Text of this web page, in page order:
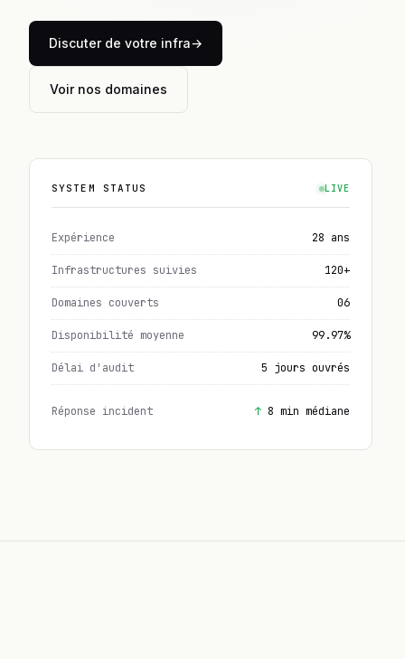
Discuter de votre infra
Voir nos domaines
SYSTEM STATUS LIVE
Expérience 28 ans
Infrastructures suivies 120+
Domaines couverts 06
Disponibilité moyenne 99.97%
Délai d'audit 5 jours ouvrés
Réponse incident 8 min médiane